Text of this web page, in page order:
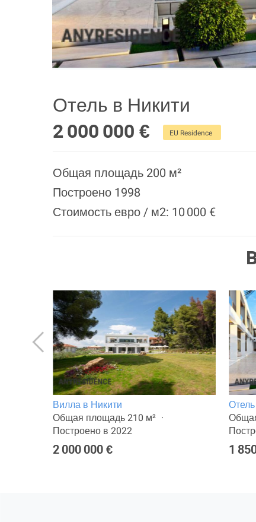
Отель в Никити
2 000 000 €
EU Residence
Общая площадь 200 м²
Построено 1998
Стоимость евро / м2: 10 000 €
Вилла в Никити
Общая площадь 210 м²
Построено в 2022
2 000 000 € 1